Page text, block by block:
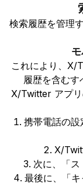
検索履歴を管理
これにより、X/
履歴を含むす
X/Twitter アプ
携帯電話の設
X/
次に、「
最後に、「